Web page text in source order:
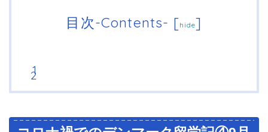
目次-Contents- [hide]